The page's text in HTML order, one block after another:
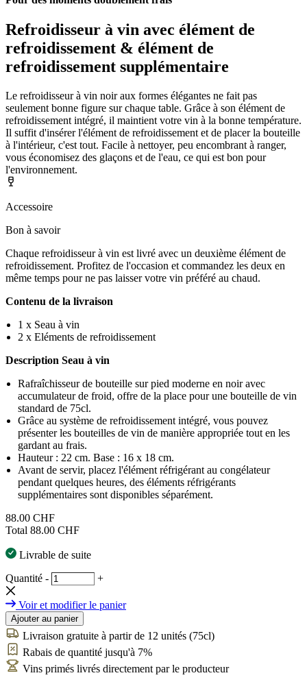
Refroidisseur à vin avec élément de
refroidissement & élément de
refroidissement supplémentaire
Le refroidisseur à vin noir aux formes élégantes ne fait pas
seulement bonne figure sur chaque table. Grâce à son élément de
refroidissement intégré, il maintient votre vin à la bonne température.
Il suffit d'insérer l'élément de refroidissement et de placer la bouteille
à l'intérieur, c'est tout. Facile à nettoyer, peu encombrant à ranger,
vous économisez des glaçons et de l'eau, ce qui est bon pour
l'environnement.
Accessoire
Bon à savoir
Chaque refroidisseur à vin est livré avec un deuxième élément de
refroidissement. Profitez de l'occasion et commandez les deux en
même temps pour ne pas laisser votre vin préféré au chaud.
Contenu de la livraison
1 x Seau à vin
2 x Eléments de refroidissement
Description Seau à vin
Rafraîchisseur de bouteille sur pied moderne en noir avec
accumulateur de froid, offre de la place pour une bouteille de vin
standard de 75cl.
Grâce au système de refroidissement intégré, vous pouvez
présenter les bouteilles de vin de manière appropriée tout en les
gardant au frais.
Hauteur : 22 cm. Base : 16 x 18 cm.
Avant de servir, placez l'élément réfrigérant au congélateur
pendant quelques heures, des éléments réfrigérants
supplémentaires sont disponibles séparément.
88.00 CHF
Total 88.00 CHF
Livrable de suite
Quantité - +
Voir et modifier le panier
Ajouter au panier
Livraison gratuite à partir de 12 unités (75cl)
Rabais de quantité jusqu'à 7%
Vins primés livrés directement par le producteur